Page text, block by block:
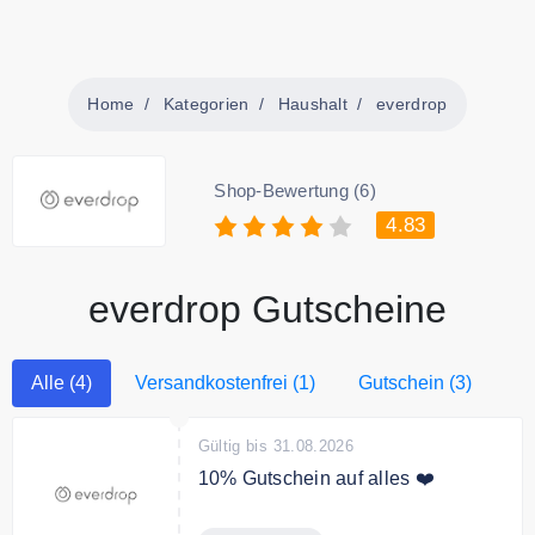
Home Kategorien Haushalt everdrop
Shop-Bewertung (6)
4.83
everdrop Gutscheine
Alle (4) Versandkostenfrei (1) Gutschein (3)
Gültig bis 31.08.2026
10% Gutschein auf alles ❤️